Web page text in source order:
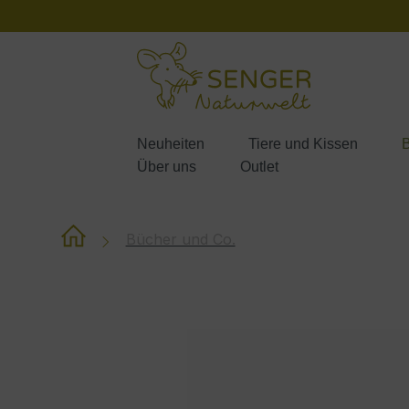
Neuheiten Tiere und Kissen
Über uns
Outlet